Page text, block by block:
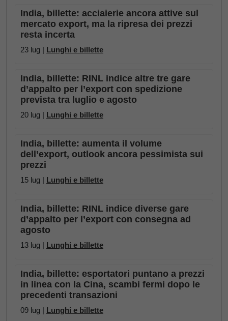
India, billette: acciaierie ancora attive sul
mercato export, ma la ripresa dei prezzi
resta incerta
23 lug | Lunghi e billette
India, billette: RINL indice altre tre gare
d’appalto per l’export con spedizione
prevista tra luglio e agosto
20 lug | Lunghi e billette
India, billette: aumenta il volume
dell’export, outlook ancora pessimista sui
prezzi
15 lug | Lunghi e billette
India, billette: RINL indice diverse gare
d’appalto per l’export con consegna ad
agosto
13 lug | Lunghi e billette
India, billette: esportatori puntano a prezzi
in linea con la Cina, scambi fermi dopo le
precedenti transazioni
09 lug | Lunghi e billette